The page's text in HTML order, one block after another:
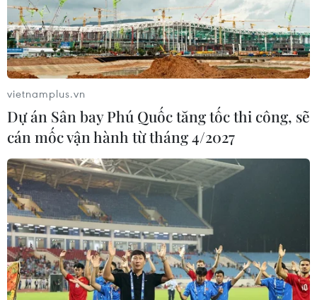
TIN CÙNG CHUYÊN MỤC
Việt Nam-Ấn Độ thúc đẩy hợp tác
nghiên cứu, đào tạo và tư vấn chính
sách
08/08/2026 10:28
Chuyên gia Australia: Quan hệ Việt
vietnamplus.vn
Dự án Sân bay Phú Quốc tăng tốc thi công, sẽ
cán mốc vận hành từ tháng 4/2027